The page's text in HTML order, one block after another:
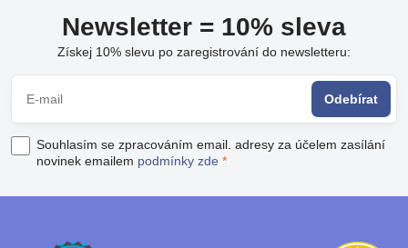
Newsletter = 10% sleva
Získej 10% slevu po zaregistrování do newsletteru:
Odebírat
Souhlasím se zpracováním email. adresy za účelem zasílání
novinek emailem podmínky zde *